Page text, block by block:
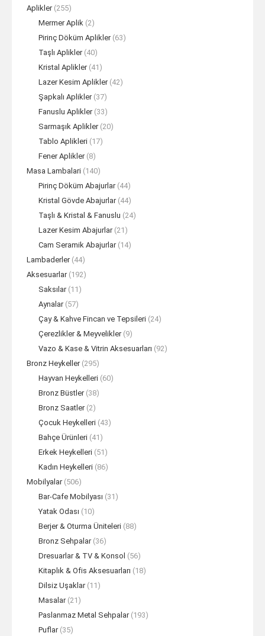
Aplikler (255)
Mermer Aplik (2)
Pirinç Döküm Aplikler (63)
Taşlı Aplikler (40)
Kristal Aplikler (41)
Lazer Kesim Aplikler (42)
Şapkalı Aplikler (37)
Fanuslu Aplikler (33)
Sarmaşık Aplikler (20)
Tablo Aplikleri (17)
Fener Aplikler (8)
Masa Lambalari (140)
Pirinç Döküm Abajurlar (44)
Kristal Gövde Abajurlar (44)
Taşlı & Kristal & Fanuslu (24)
Lazer Kesim Abajurlar (21)
Cam Seramik Abajurlar (14)
Lambaderler (44)
Aksesuarlar (192)
Saksılar (11)
Aynalar (57)
Çay & Kahve Fincan ve Tepsileri (24)
Çerezlikler & Meyvelikler (9)
Vazo & Kase & Vitrin Aksesuarları (92)
Bronz Heykeller (295)
Hayvan Heykelleri (60)
Bronz Büstler (38)
Bronz Saatler (2)
Çocuk Heykelleri (43)
Bahçe Ürünleri (41)
Erkek Heykelleri (51)
Kadın Heykelleri (86)
Mobilyalar (506)
Bar-Cafe Mobilyası (31)
Yatak Odası (10)
Berjer & Oturma Üniteleri (88)
Bronz Sehpalar (36)
Dresuarlar & TV & Konsol (56)
Kitaplık & Ofis Aksesuarları (18)
Dilsiz Uşaklar (11)
Masalar (21)
Paslanmaz Metal Sehpalar (193)
Puflar (35)